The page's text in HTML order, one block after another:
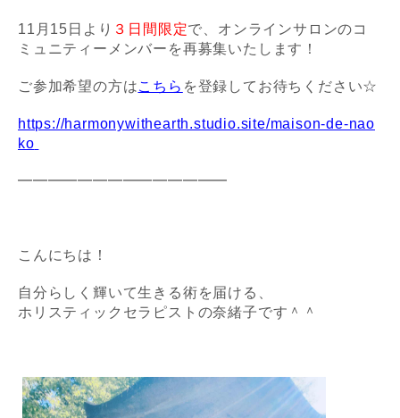
11月15日より ３日間限定で、 オンラインサロンのコ
ミュニティーメンバーを再募集いたします！
ご参加希望の方はこちら を登録してお待ちください☆
https://harmonywithearth.studio.site/maison-de-nao
ko
━━━━━━━━━━━━━━
こんにちは！
自分らしく輝いて生きる術を届ける、
ホリスティックセラピストの奈緒子です＾＾